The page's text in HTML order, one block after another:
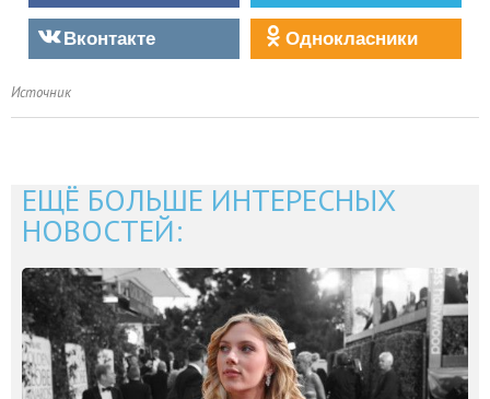
Вконтакте
Однокласники
Источник
ЕЩЁ БОЛЬШЕ ИНТЕРЕСНЫХ
НОВОСТЕЙ: